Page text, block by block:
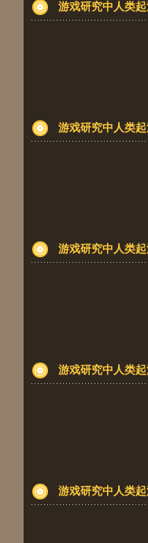
游戏研究中人类
游戏研究中人类
游戏研究中人类
游戏研究中人类
游戏研究中人类